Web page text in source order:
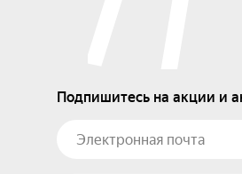
Подпишитесь на акции и